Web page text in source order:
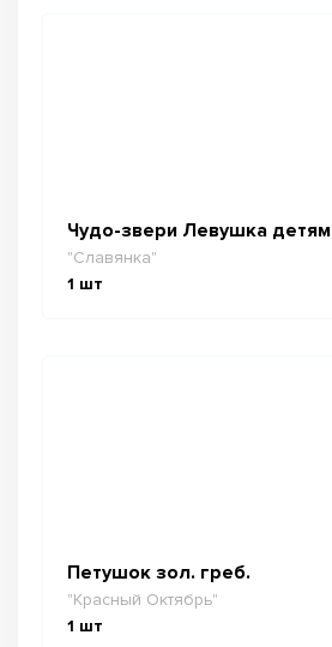
Чудо-звери Левушка детям
"Славянка"
1 шт
Петушок зол. греб.
"Красный Октябрь"
1 шт